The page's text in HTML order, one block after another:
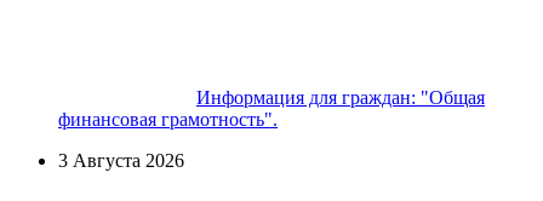
Информация для граждан: "Общая
финансовая грамотность".
3 Августа 2026